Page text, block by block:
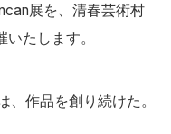
展を、清春芸術村
たします。
作品を創り続けた。